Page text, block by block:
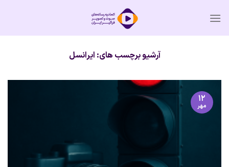
آرشیو برچسب های: ایرانسل
۱۲
مهر